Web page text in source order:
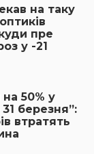
на таку
пре
у -21
50% у
березня”:
втратять